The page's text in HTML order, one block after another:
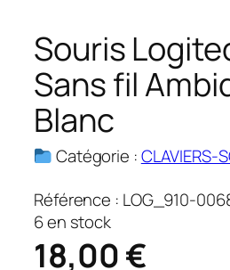
Souris
Sans fil
Blanc
Catégorie :CLAVIERS-
Référence : LOG_910-
6 en stock
18,00€